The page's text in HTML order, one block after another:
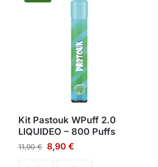
Kit Pastouk WPuff 2.0
LIQUIDEO – 800 Puffs
11,90€ 8,90€